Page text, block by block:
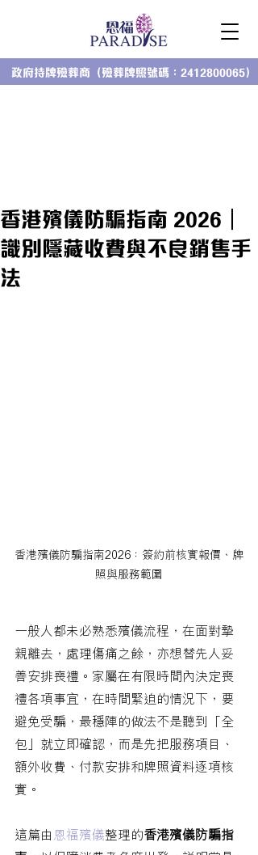
政府持牌殮葬商（殮葬牌照號碼：2412800065）
香港殯儀防騙指南 2026｜
識別隱藏收費與不良銷售手
法
香港殯儀防騙指南2026：簽約前核實報價、牌
照與服務範圍
一般人都未必熟悉殯儀流程，在面對摯
親離去，處理傷痛之餘，亦想替先人妥
善安排喪禮。家屬在有限時間內決定喪
禮各項事宜，在時間緊迫的情況下，要
避免受騙，最穩陣的做法不是聽到「全
包」就立即確認，而是先把服務項目、
額外收費、付款安排和牌照資料逐項核
實。
這篇由 恩福殯儀整理的香港殯儀防騙指